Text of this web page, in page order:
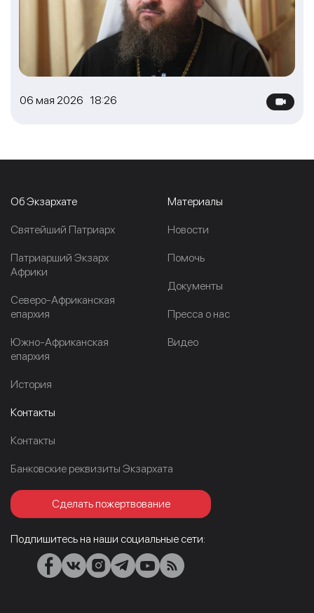
06 мая 2026 18:26
Об Экзархате
Cвятейший Патриарх
Патриарший Экзарх
Африки
Северо-Африканская
епархия
Южно-Африканская
епархия
История
Материалы
Новости
Помочь
Документы
Пресса о нас
Видео
Контакты
Контакты
Банковские реквизиты Экзархата
Сделать пожертвование
Подпишитесь на наши социальные сети: